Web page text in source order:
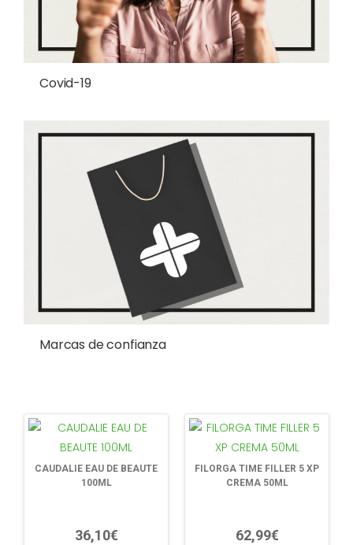
Covid-19
Marcas de confianza
CAUDALIE EAU DE BEAUTE
100ML
36,10€
FILORGA TIME FILLER 5 XP
CREMA 50ML
62,99€